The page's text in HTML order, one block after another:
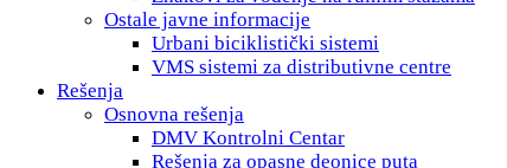
Ostale javne informacije
Urbani biciklistički sistemi
VMS sistemi za distributivne centre
Rešenja
Osnovna rešenja
DMV Kontrolni Centar
Rešenja za opasne deonice puta